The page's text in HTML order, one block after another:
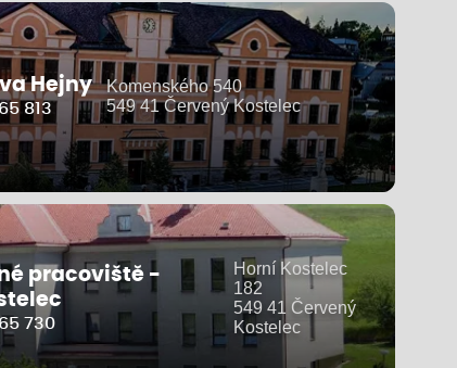
Hejny
813
Komenského 540
549 41 Červený Kostelec
pracoviště -
730
Horní Kostelec
182
549 41 Červený
Kostelec